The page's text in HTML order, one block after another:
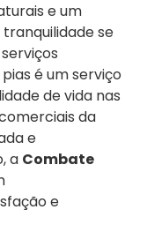
e um
se
é um serviço
de vida nas
da
e
a Combate
e